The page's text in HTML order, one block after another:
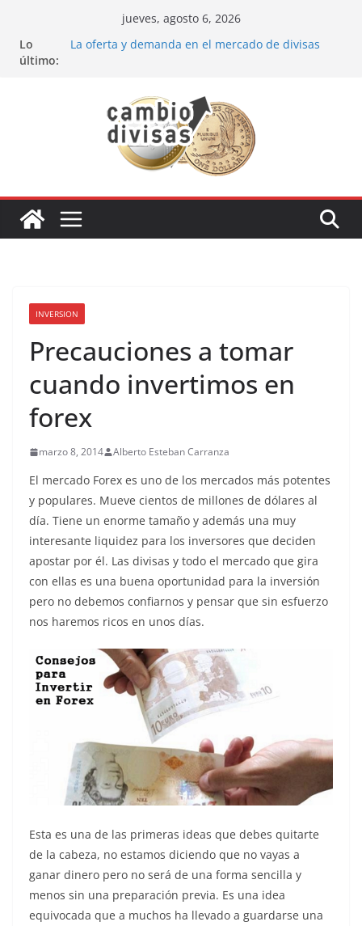
contenido
jueves, agosto 6, 2026
Lo
último:
La oferta y demanda en el mercado de divisas
Oportunidades de inversión en el sector petrolero
en 2024
Los bancos más recomendados para invertir en
Estrategia de los soldados Forex
INVERSION
Precauciones a tomar
cuando invertimos en
forex
marzo 8, 2014 Alberto Esteban Carranza
El mercado Forex es uno de los mercados más potentes
y populares. Mueve cientos de millones de dólares al
día. Tiene un enorme tamaño y además una muy
interesante liquidez para los inversores que deciden
apostar por él. Las divisas y todo el mercado que gira
con ellas es una buena oportunidad para la inversión
pero no debemos confiarnos y pensar que sin esfuerzo
nos haremos ricos en unos días.
Esta es una de las primeras ideas que debes quitarte
de la cabeza, no estamos diciendo que no vayas a
ganar dinero pero no será de una forma sencilla y
menos sin una preparación previa. Es una idea
equivocada que a muchos ha llevado a guardarse una